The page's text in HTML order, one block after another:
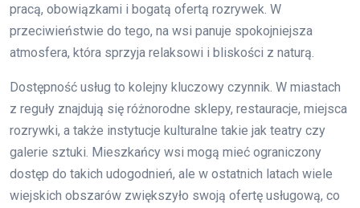
pracą, obowiązkami i bogatą ofertą rozrywek. W
przeciwieństwie do tego, na wsi panuje spokojniejsza
atmosfera, która sprzyja relaksowi i bliskości z naturą.
Dostępność usług to kolejny kluczowy czynnik. W miastach
z reguły znajdują się różnorodne sklepy, restauracje, miejsca
rozrywki, a także instytucje kulturalne takie jak teatry czy
galerie sztuki. Mieszkańcy wsi mogą mieć ograniczony
dostęp do takich udogodnień, ale w ostatnich latach wiele
wiejskich obszarów zwiększyło swoją ofertę usługową, co